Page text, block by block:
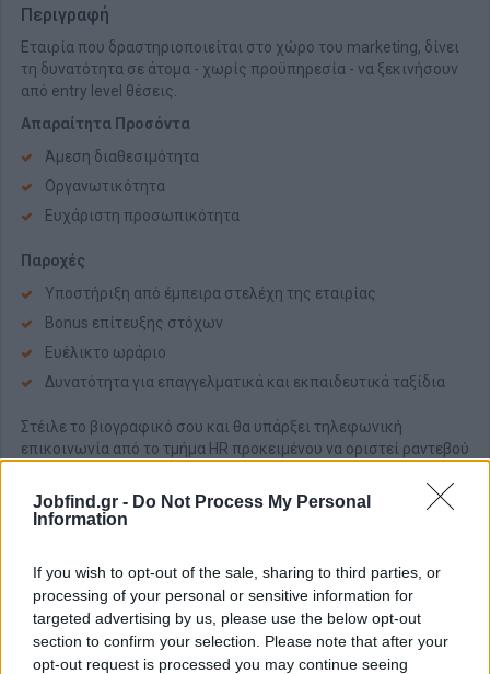
Jobfind.gr - Do Not Process My Personal
Information
If you wish to opt-out of the sale, sharing to third parties, or
processing of your personal or sensitive information for
targeted advertising by us, please use the below opt-out
section to confirm your selection. Please note that after your
opt-out request is processed you may continue seeing
Περιγραφή
Εταιρία που δραστηριοποιείται στο χώρο του marketing, δίνει
τη δυνατότητα σε άτομα - χωρίς προϋπηρεσία - να ξεκινήσουν
από entry level θέσεις.
Απαραίτητα Προσόντα
Άμεση διαθεσιμότητα
Οργανωτικότητα
Ευχάριστη προσωπικότητα
Παροχές
Υποστήριξη από έμπειρα στελέχη της εταιρίας
Bonus επίτευξης στόχων
Ευέλικτο ωράριο
Δυνατότητα για επαγγελματικά και εκπαιδευτικά ταξίδια
Στέιλε το βιογραφικό σου και θα υπάρξει τηλεφωνική
επικοινωνία από το τμήμα HR προκειμένου να οριστεί ραντεβού
Σας ενδιαφέρει η θέση εργασίας; Εγγραφείτε για να στείλετε το
βιογραφικό σας στην εταιρεία.
Εγγραφή Είσοδος